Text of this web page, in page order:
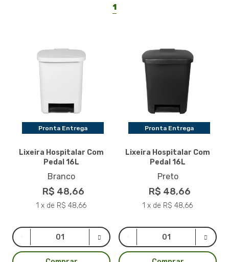
1
Pronta Entrega
Lixeira Hospitalar Com
Pedal 16L
Branco
R$ 48,66
1 x de R$ 48,66
Pronta Entrega
Lixeira Hospitalar Com
Pedal 16L
Preto
R$ 48,66
1 x de R$ 48,66